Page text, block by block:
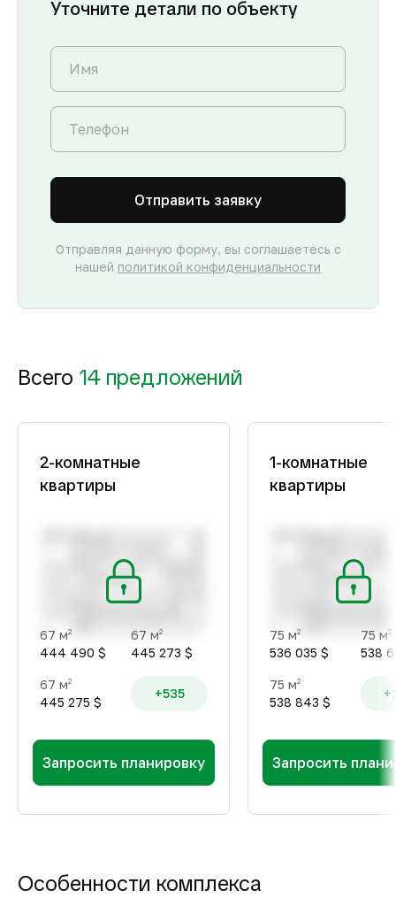
Уточните детали по объекту
Отправить заявку
Отправляя данную форму, вы соглашаетесь с
нашей политикой конфиденциальности
Всего 14 предложений
2-комнатные
квартиры
67 м2
444 490 $
67 м2
445 273 $
67 м2
445 275 $
+535
Запросить планировку
1-комнатные
квартиры
75 м2
536 035 $
75 м2
538
75 м2
538 843 $
Запросить
Особенности комплекса